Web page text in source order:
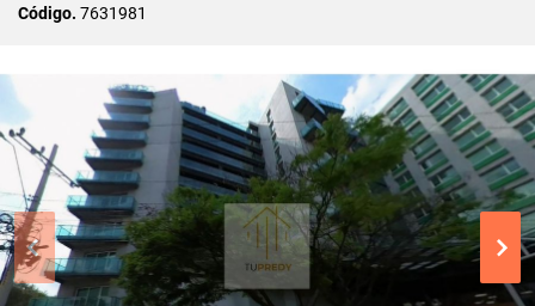
Código. 7631981